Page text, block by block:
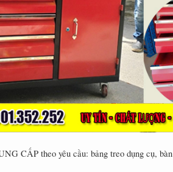
CẤP theo yêu cầu: bảng treo dụng cụ,